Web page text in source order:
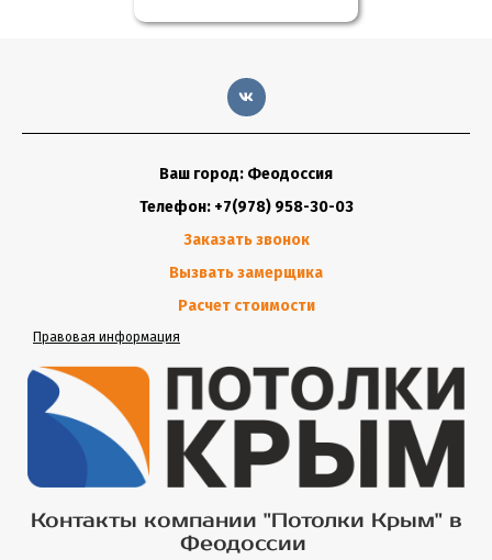
Ваш город: Феодоссия
Телефон: +7(978) 958-30-03
Заказать звонок
Вызвать замерщика
Расчет стоимости
Правовая информация
Контакты компании "Потолки Крым" в
Феодоссии